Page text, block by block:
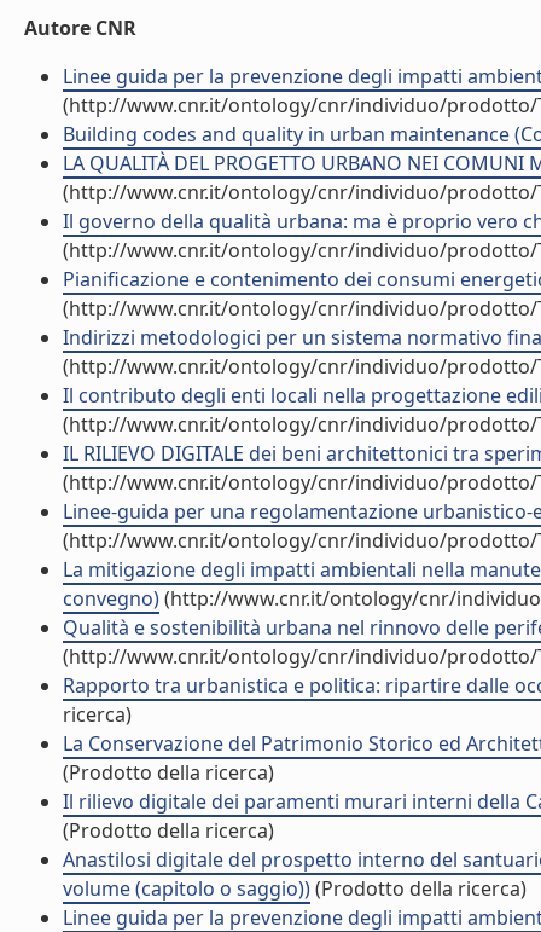
Autore CNR
Linee guida per la prevenzione degli impatti
(http://www.cnr.it/ontology/cnr/individuo/prodotto/
Building codes and quality in urban maintenance
LA QUALITÀ DEL PROGETTO URBANO NEI
(http://www.cnr.it/ontology/cnr/individuo/prodotto/
Il governo della qualità urbana: ma è proprio vero
(http://www.cnr.it/ontology/cnr/individuo/prodotto/
Pianificazione e contenimento dei consumi
(http://www.cnr.it/ontology/cnr/individuo/prodotto/
Indirizzi metodologici per un sistema normativo
(http://www.cnr.it/ontology/cnr/individuo/prodotto/
Il contributo degli enti locali nella progettazione
(http://www.cnr.it/ontology/cnr/individuo/prodotto/
IL RILIEVO DIGITALE dei beni architettonici tra
(http://www.cnr.it/ontology/cnr/individuo/prodotto/
Linee-guida per una regolamentazione
(http://www.cnr.it/ontology/cnr/individuo/prodotto/
La mitigazione degli impatti ambientali nella
convegno)(http://www.cnr.it/ontology/cnr/
Qualità e sostenibilità urbana nel rinnovo delle
(http://www.cnr.it/ontology/cnr/individuo/prodotto/
Rapporto tra urbanistica e politica: ripartire dalle
ricerca)
La Conservazione del Patrimonio Storico ed
(Prodotto della ricerca)
Il rilievo digitale dei paramenti murari interni della
(Prodotto della ricerca)
Anastilosi digitale del prospetto interno del
volume (capitolo o saggio))(Prodotto della ricerca)
Linee guida per la prevenzione degli impatti